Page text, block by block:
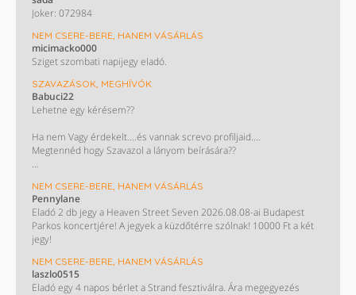
Joker: 072984
NEM CSERE-BERE, HANEM VÁSÁRLÁS
micimacko000
Sziget szombati napijegy eladó.
SZAVAZÁSOK, MEGHÍVÓK
Babuci22
Lehetne egy kérésem??
Ha nem Vagy érdekelt....és vannak screvo profiljaid....
Megtennéd hogy Szavazol a lányom beírására??
KÖSZÖNÖM HOGY SEGÍTESZ !!!😊😊😊😊
NEM CSERE-BERE, HANEM VÁSÁRLÁS
Pennylane
Eladó 2 db jegy a Heaven Street Seven 2026.08.08-ai Budapest
Parkos koncertjére! A jegyek a küzdőtérre szólnak! 10000 Ft a két
jegy!
NEM CSERE-BERE, HANEM VÁSÁRLÁS
laszlo0515
Eladó egy 4 napos bérlet a Strand fesztiválra. Ára megegyezés